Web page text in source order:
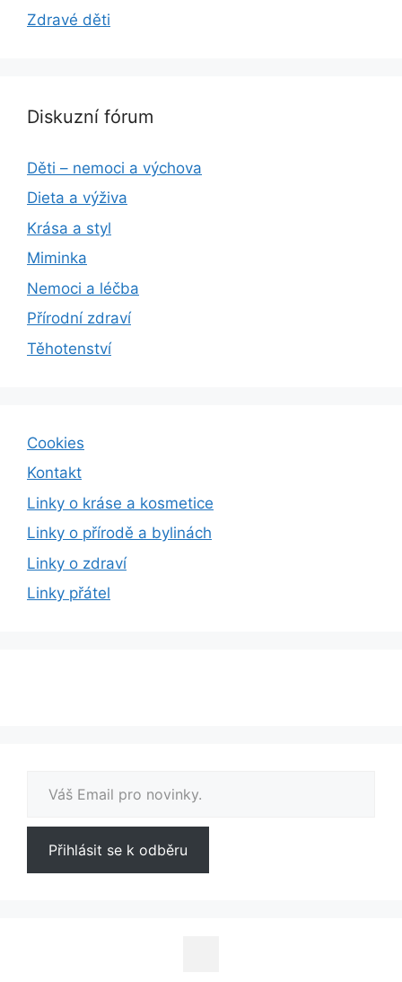
Zdravé děti
Diskuzní fórum
Děti – nemoci a výchova
Dieta a výživa
Krása a styl
Miminka
Nemoci a léčba
Přírodní zdraví
Těhotenství
Cookies
Kontakt
Linky o kráse a kosmetice
Linky o přírodě a bylinách
Linky o zdraví
Linky přátel
Přihlásit se k odběru